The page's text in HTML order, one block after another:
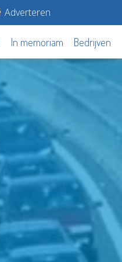
Adverteren
In memoriam Bedrijven